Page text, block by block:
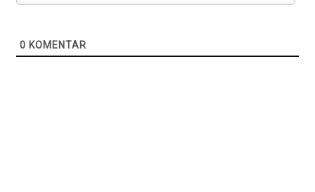
0 KOMENTAR